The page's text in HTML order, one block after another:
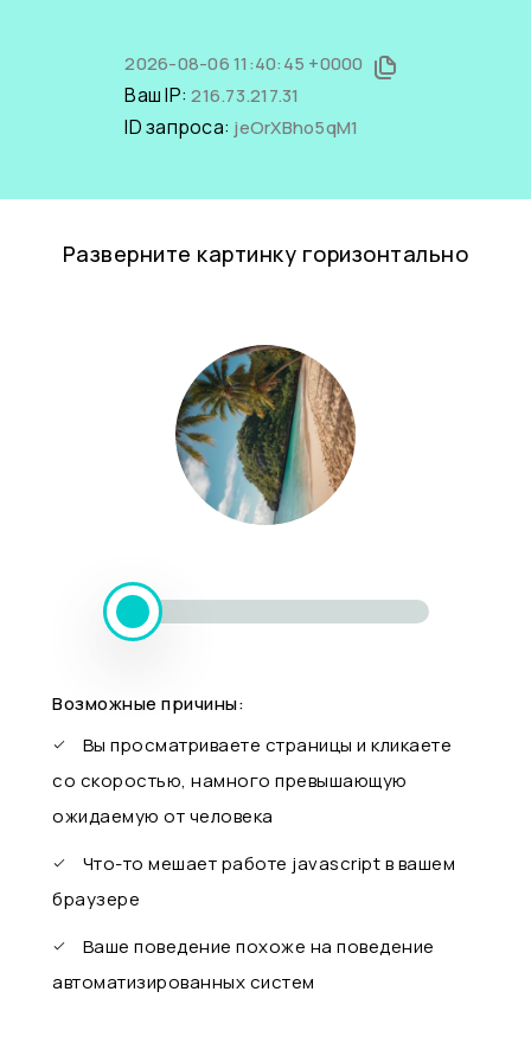
2026-08-06 11:40:45 +0000
Ваш IP:216.73.217.31
ID запроса: jeOrXBho5qM1
Разверните картинку горизонтально
Возможные причины:
Вы просматриваете страницы и кликаете
со скоростью, намного превышающую
ожидаемую от человека
Что-то мешает работе javascript в вашем
браузере
Ваше поведение похоже на поведение
автоматизированных систем